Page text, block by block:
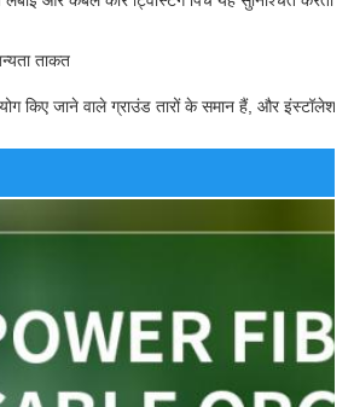
ताकत
किए जाने वाले ग्राउंड तारों के समान हैं, और